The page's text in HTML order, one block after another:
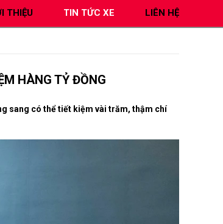
THIỆU TIN TỨC XE LIÊN HỆ
HÀNG TỶ ĐỒNG
sang có thể tiết kiệm vài trăm, thậm chí